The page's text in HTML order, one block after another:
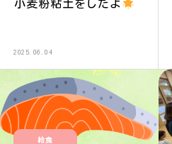
小麦粉粘土をしたよ
2025.06.04
給食